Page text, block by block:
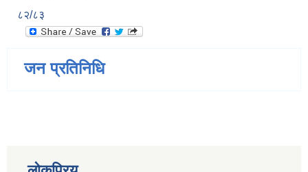
८२/८३
जन प्रतिनिधि